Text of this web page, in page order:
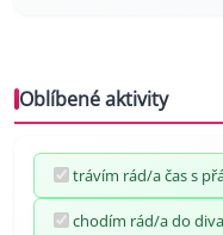
Oblíbené aktivity
trávím rád/a čas s
chodím rád/a do